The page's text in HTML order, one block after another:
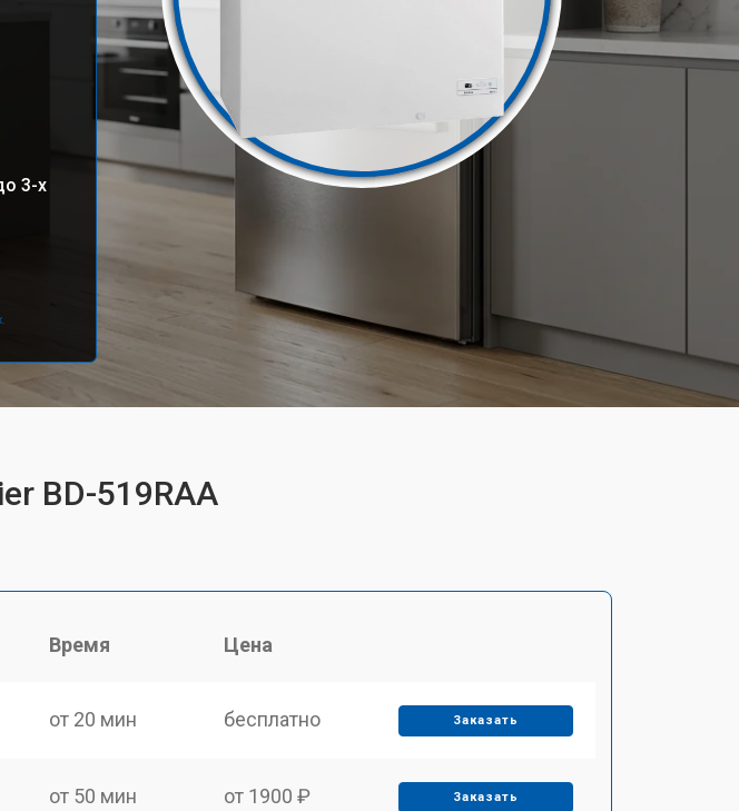
3-х
BD-519RAA
Время Цена
от 20 мин бесплатно Заказать
от 50 мин от 1900 ₽ Заказать